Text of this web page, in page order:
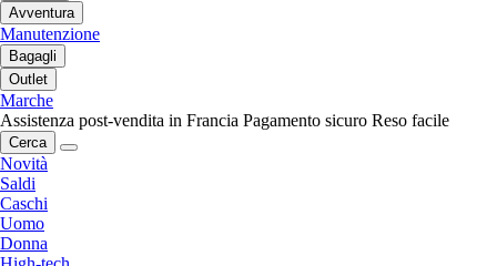
Avventura
Manutenzione
Bagagli
Outlet
Marche
Assistenza post-vendita in Francia Pagamento sicuro Reso facile
Cerca
Novità
Saldi
Caschi
Uomo
Donna